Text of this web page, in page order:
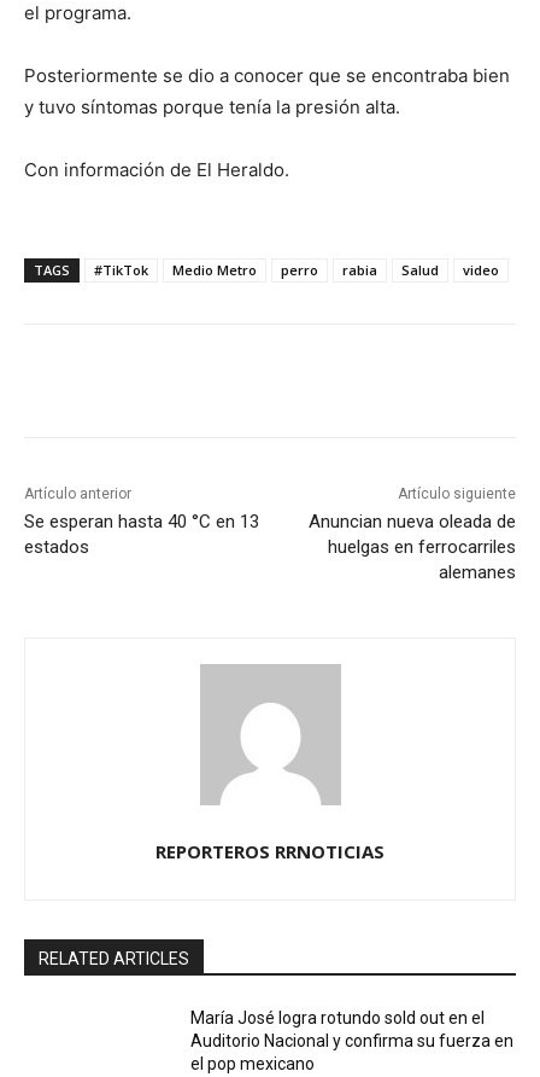
el programa.
Posteriormente se dio a conocer que se encontraba bien
y tuvo síntomas porque tenía la presión alta.
Con información de El Heraldo.
TAGS #TikTok Medio Metro perro rabia Salud video
Artículo anterior
Se esperan hasta 40 °C en 13
estados
Artículo siguiente
Anuncian nueva oleada de
huelgas en ferrocarriles
alemanes
REPORTEROS RRNOTICIAS
RELATED ARTICLES
María José logra rotundo sold out en el
Auditorio Nacional y confirma su fuerza en
el pop mexicano